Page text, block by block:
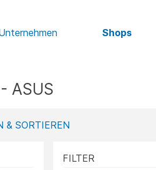
Shops
ASUS
& SORTIEREN
FILTER